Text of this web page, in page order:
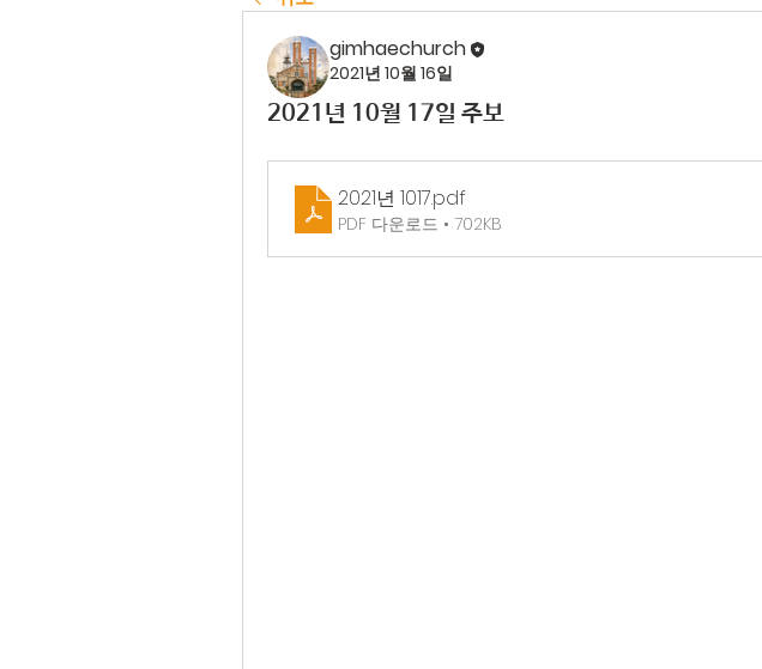
gimhaechurch
2021년 10월 16일
2021년 10월 17일 주보
2021년 1017.pdf
PDF 다운로드 • 702KB